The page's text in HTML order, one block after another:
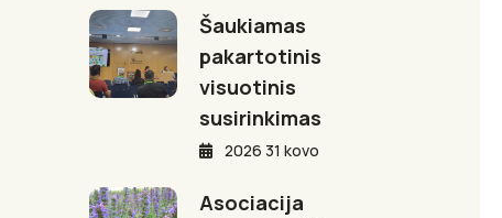
Šaukiamas
pakartotinis
visuotinis
susirinkimas
2026 31 kovo
Asociacija